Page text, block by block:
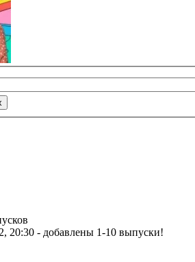
20:30 - добавлены 1-10 выпуски!